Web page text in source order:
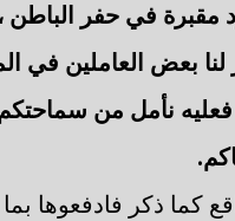
مقبرة في حفر الباطن
بعض العاملين في
نأمل من سماحتكم
كما ذكر فادفعوها